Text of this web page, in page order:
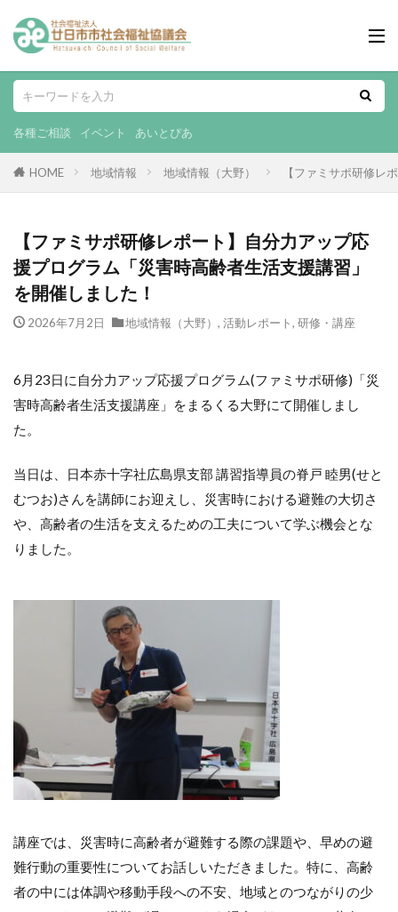
各種ご相談 イベント あいとぴあ
HOME 地域情報 地域情報（大野） 【ファミサポ研修レ
【ファミサポ研修レポート】自分力アップ応
援プログラム「災害時高齢者生活支援講習」
を開催しました！
2026年7月2日 地域情報（大野） , 活動レポート, 研修・講座
6月23日に自分力アップ応援プログラム(ファミサポ研修)「災
害時高齢者生活支援講座」をまるくる大野にて開催しまし
た。
当日は、日本赤十字社広島県支部 講習指導員の脊戸 睦男(せと
むつお)さんを講師にお迎えし、災害時における避難の大切さ
や、高齢者の生活を支えるための工夫について学ぶ機会とな
りました。
講座では、災害時に高齢者が避難する際の課題や、早めの避
難行動の重要性についてお話しいただきました。特に、高齢
者の中には体調や移動手段への不安、地域とのつながりの少